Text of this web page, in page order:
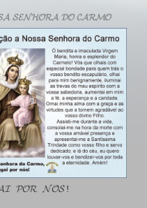
𝓢𝓔𝓝𝓗𝓞𝓡𝓐 𝓓𝓞 𝓒𝓐𝓡𝓜𝓞
𝓟𝓞𝓡 𝓝𝓞́𝓢!